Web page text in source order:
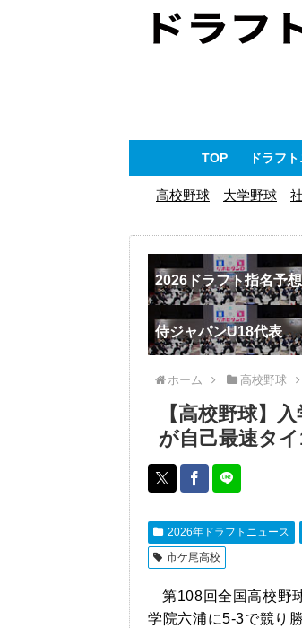
TOP ドラフ
高校野球 大学野球
2026ドラフト指名予想
侍ジャパンU18代表
ホーム 高校野球
【高校野球】
が自己最速タ
2026年ドラフトニュース
市ケ尾高校
第108回全国高校野
学院六浦に5-3で競り